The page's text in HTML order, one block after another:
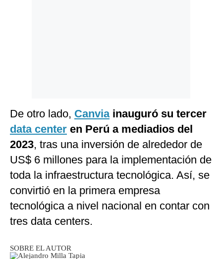
De otro lado, Canviainauguró su tercer
data center en Perú a mediadios del
2023, tras una inversión de alrededor de
US$ 6 millones para la implementación de
toda la infraestructura tecnológica. Así, se
convirtió en la primera empresa
tecnológica a nivel nacional en contar con
tres data centers.
SOBRE EL AUTOR